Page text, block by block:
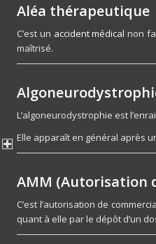
Aléa thérapeutique
C’est un accident médical non
maîtrisé.
L’algoneurodystrophie est
Elle apparaît en général après
AMM (Autorisation
C’est l’autorisation de
quant à elle par le dépôt d’un